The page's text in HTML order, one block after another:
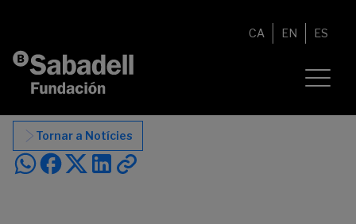
CA EN ES
Tornar a Notícies